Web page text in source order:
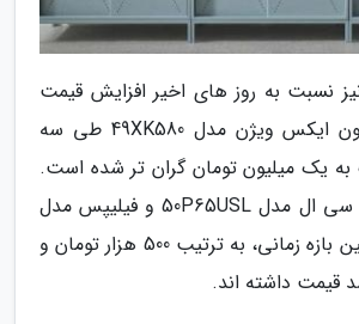
نسبت به روز های اخیر افزایش قیمت
داشته اند. تلویزیون ایکس ویژن مدل 49XK580 طی سه
به یک میلیون تومان گران تر شده است.
تلویزیون های تی سی ال مدل 50P65USL و فیلیپس مدل
Pft5063 طی همین بازه زمانی، به ترتیب 500 هزار تومان و